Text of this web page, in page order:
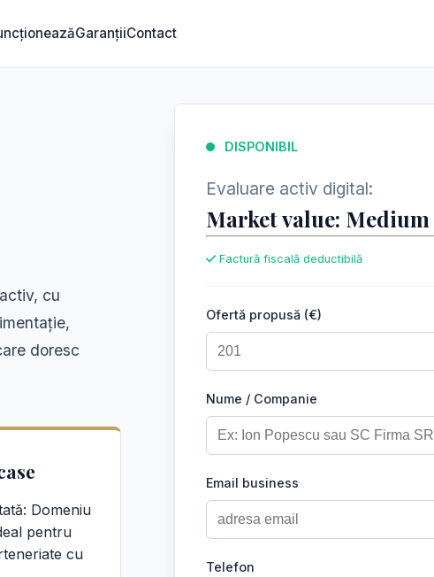
GaranțiiContact
cu
doresc
Domeniu
pentru
cu
DISPONIBIL
Evaluare activ digital:
Market value: Medium
Factură fiscală deductibilă
Ofertă propusă (€)
Nume / Companie
Email business
Telefon